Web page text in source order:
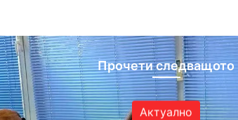
Прочети следващото
Актуално